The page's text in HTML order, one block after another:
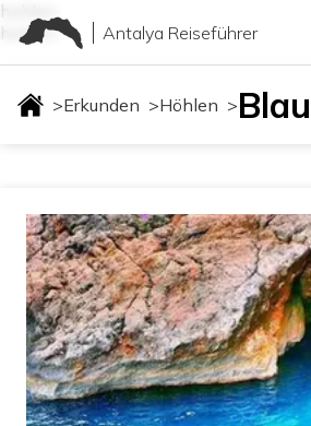
hohlen
hohlen
Antalya Reiseführer
>Erkunden >Höhlen >